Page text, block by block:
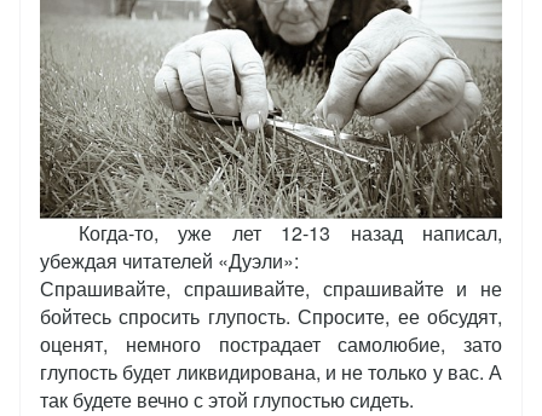
Когда-то, уже лет 12-13 назад написал,
убеждая читателей «Дуэли»:
Спрашивайте, спрашивайте, спрашивайте и не
бойтесь спросить глупость. Спросите, ее обсудят,
оценят, немного пострадает самолюбие, зато
глупость будет ликвидирована, и не только у вас. А
так будете вечно с этой глупостью сидеть.